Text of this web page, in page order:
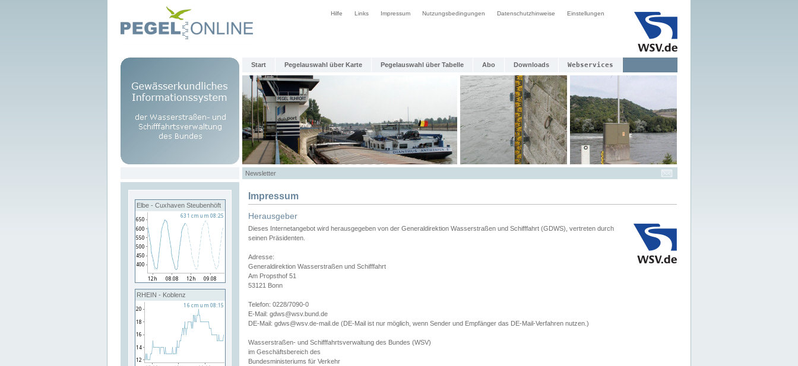
Hilfe Links Impressum Nutzungsbedingungen Datenschutzhinweise Einstellungen
Start Pegelauswahl über Karte Pegelauswahl über Tabelle Abo Downloads Webservices
Newsletter
Elbe - Cuxhaven Steubenhöft
RHEIN - Koblenz
Impressum
Herausgeber
Dieses Internetangebot wird herausgegeben von der Generaldirektion Wasserstraßen und Schifffahrt (GDWS), vertreten durch
seinen Präsidenten.
Adresse:
Generaldirektion Wasserstraßen und Schifffahrt
Am Propsthof 51
53121 Bonn
Telefon: 0228/7090-0
E-Mail: gdws@wsv.bund.de
DE-Mail: gdws@wsv.de-mail.de (DE-Mail ist nur möglich, wenn Sender und Empfänger das DE-Mail-Verfahren nutzen.)
Wasserstraßen- und Schifffahrtsverwaltung des Bundes (WSV)
im Geschäftsbereich des
Bundesministeriums für Verkehr